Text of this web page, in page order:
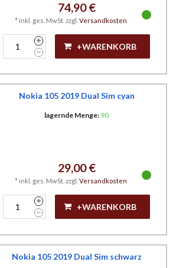
74,90 €
* inkl. ges. MwSt. zzgl. Versandkosten
+WARENKORB
Nokia 105 2019 Dual Sim cyan
lagernde Menge: 90
29,00 €
* inkl. ges. MwSt. zzgl. Versandkosten
+WARENKORB
Nokia 105 2019 Dual Sim schwarz